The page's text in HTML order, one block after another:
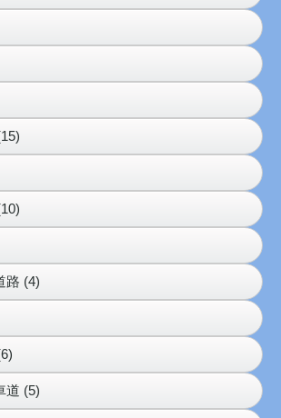
路 (4)
道 (5)